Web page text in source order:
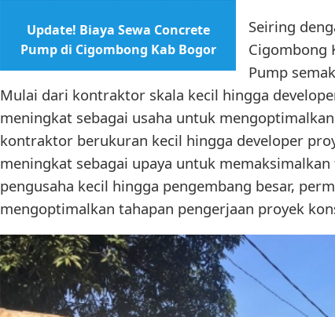
Update! Biaya Sewa Concrete
Pump di Cigombong Kab Bogor
Seiring
Cigombong
Pump
Mulai dari kontraktor skala kecil hingga
meningkat sebagai usaha untuk
kontraktor berukuran kecil hingga developer
meningkat sebagai upaya untuk
pengusaha kecil hingga pengembang besar,
mengoptimalkan tahapan pengerjaan proyek